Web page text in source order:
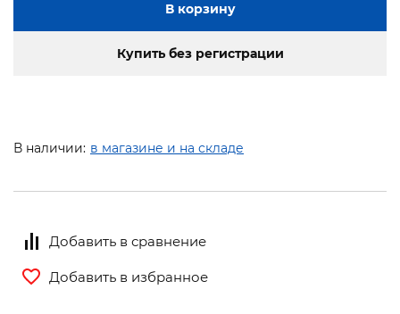
В корзину
Купить без регистрации
В наличии: в магазине и на складе
Добавить в сравнение
Добавить в избранное